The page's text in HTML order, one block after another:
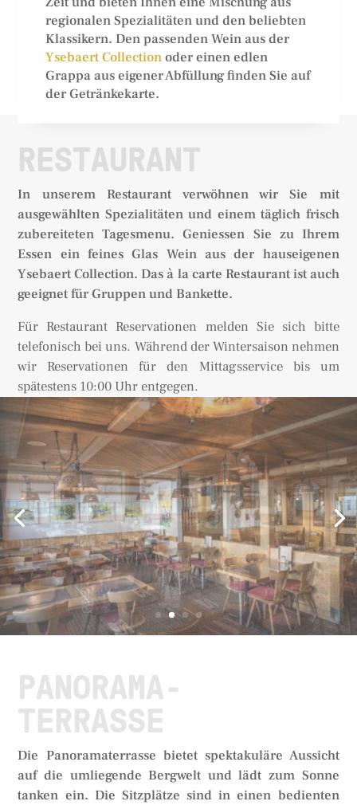
regionalen Spezialitäten und den beliebten
Klassikern. Den passenden Wein aus der
Ysebaert Collectionoder einen edlen
Grappa aus eigener Abfüllung finden Sie auf
der Getränkekarte.
RESTAURANT
In unserem Restaurant verwöhnen wir Sie mit
ausgewählten Spezialitäten und einem täglich frisch
zubereiteten Tagesmenu. Geniessen Sie zu Ihrem
Essen ein feines Glas Wein aus der hauseigenen
Ysebaert Collection. Das à la carte Restaurant ist auch
geeignet für Gruppen und Bankette.
Für Restaurant Reservationen melden Sie sich bitte
telefonisch bei uns. Während der Wintersaison nehmen
wir Reservationen für den Mittagsservice bis um
spätestens 10:00 Uhr entgegen.
PANORAMA-
TERRASSE
Die Panoramaterrasse bietet spektakuläre Aussicht
auf die umliegende Bergwelt und lädt zum Sonne
tanken ein. Die Sitzplätze sind in einen bedienten